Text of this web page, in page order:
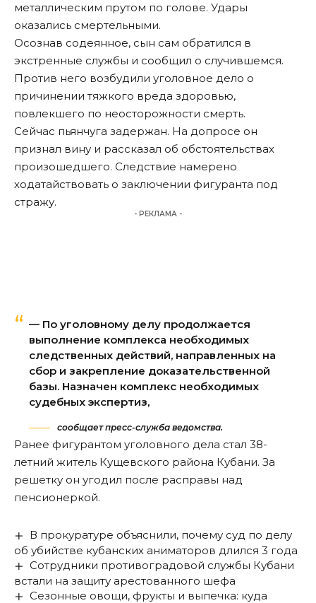
металлическим прутом по голове. Удары
оказались смертельными.
Осознав содеянное, сын сам обратился в
экстренные службы и сообщил о случившемся.
Против него возбудили уголовное дело о
причинении тяжкого вреда здоровью,
повлекшего по неосторожности смерть.
Сейчас пьянчуга задержан. На допросе он
признал вину и рассказал об обстоятельствах
произошедшего. Следствие намерено
ходатайствовать о заключении фигуранта под
стражу.
- РЕКЛАМА -
— По уголовному делу продолжается
выполнение комплекса необходимых
следственных действий, направленных на
сбор и закрепление доказательственной
базы. Назначен комплекс необходимых
судебных экспертиз,
сообщает пресс-служба ведомства.
Ранее фигурантом уголовного дела стал 38-
летний житель Кущевского района Кубани. За
решетку он угодил после расправы над
пенсионеркой.
В прокуратуре объяснили, почему суд по делу
об убийстве кубанских аниматоров длился 3 года
Сотрудники противоградовой службы Кубани
встали на защиту арестованного шефа
Сезонные овощи, фрукты и выпечка: куда